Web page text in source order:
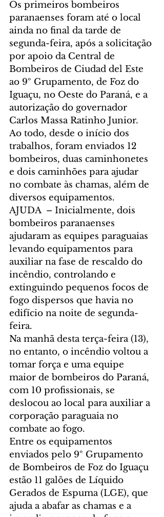
Os primeiros bombeiros
paranaenses foram até o local
ainda no final da tarde de
segunda-feira, após a solicitação
por apoio da Central de
Bombeiros de Ciudad del Este
ao 9º Grupamento, de Foz do
Iguaçu, no Oeste do Paraná, e a
autorização do governador
Carlos Massa Ratinho Junior.
Ao todo, desde o início dos
trabalhos, foram enviados 12
bombeiros, duas caminhonetes
e dois caminhões para ajudar
no combate às chamas, além de
diversos equipamentos.
AJUDA  – Inicialmente, dois
bombeiros paranaenses
ajudaram as equipes paraguaias
levando equipamentos para
auxiliar na fase de rescaldo do
incêndio, controlando e
extinguindo pequenos focos de
fogo dispersos que havia no
edifício na noite de segunda-
feira.
Na manhã desta terça-feira (13),
no entanto, o incêndio voltou a
tomar força e uma equipe
maior de bombeiros do Paraná,
com 10 profissionais, se
deslocou ao local para auxiliar a
corporação paraguaia no
combate ao fogo.
Entre os equipamentos
enviados pelo 9º Grupamento
de Bombeiros de Foz do Iguaçu
estão 11 galões de Líquido
Gerados de Espuma (LGE), que
ajuda a abafar as chamas e a